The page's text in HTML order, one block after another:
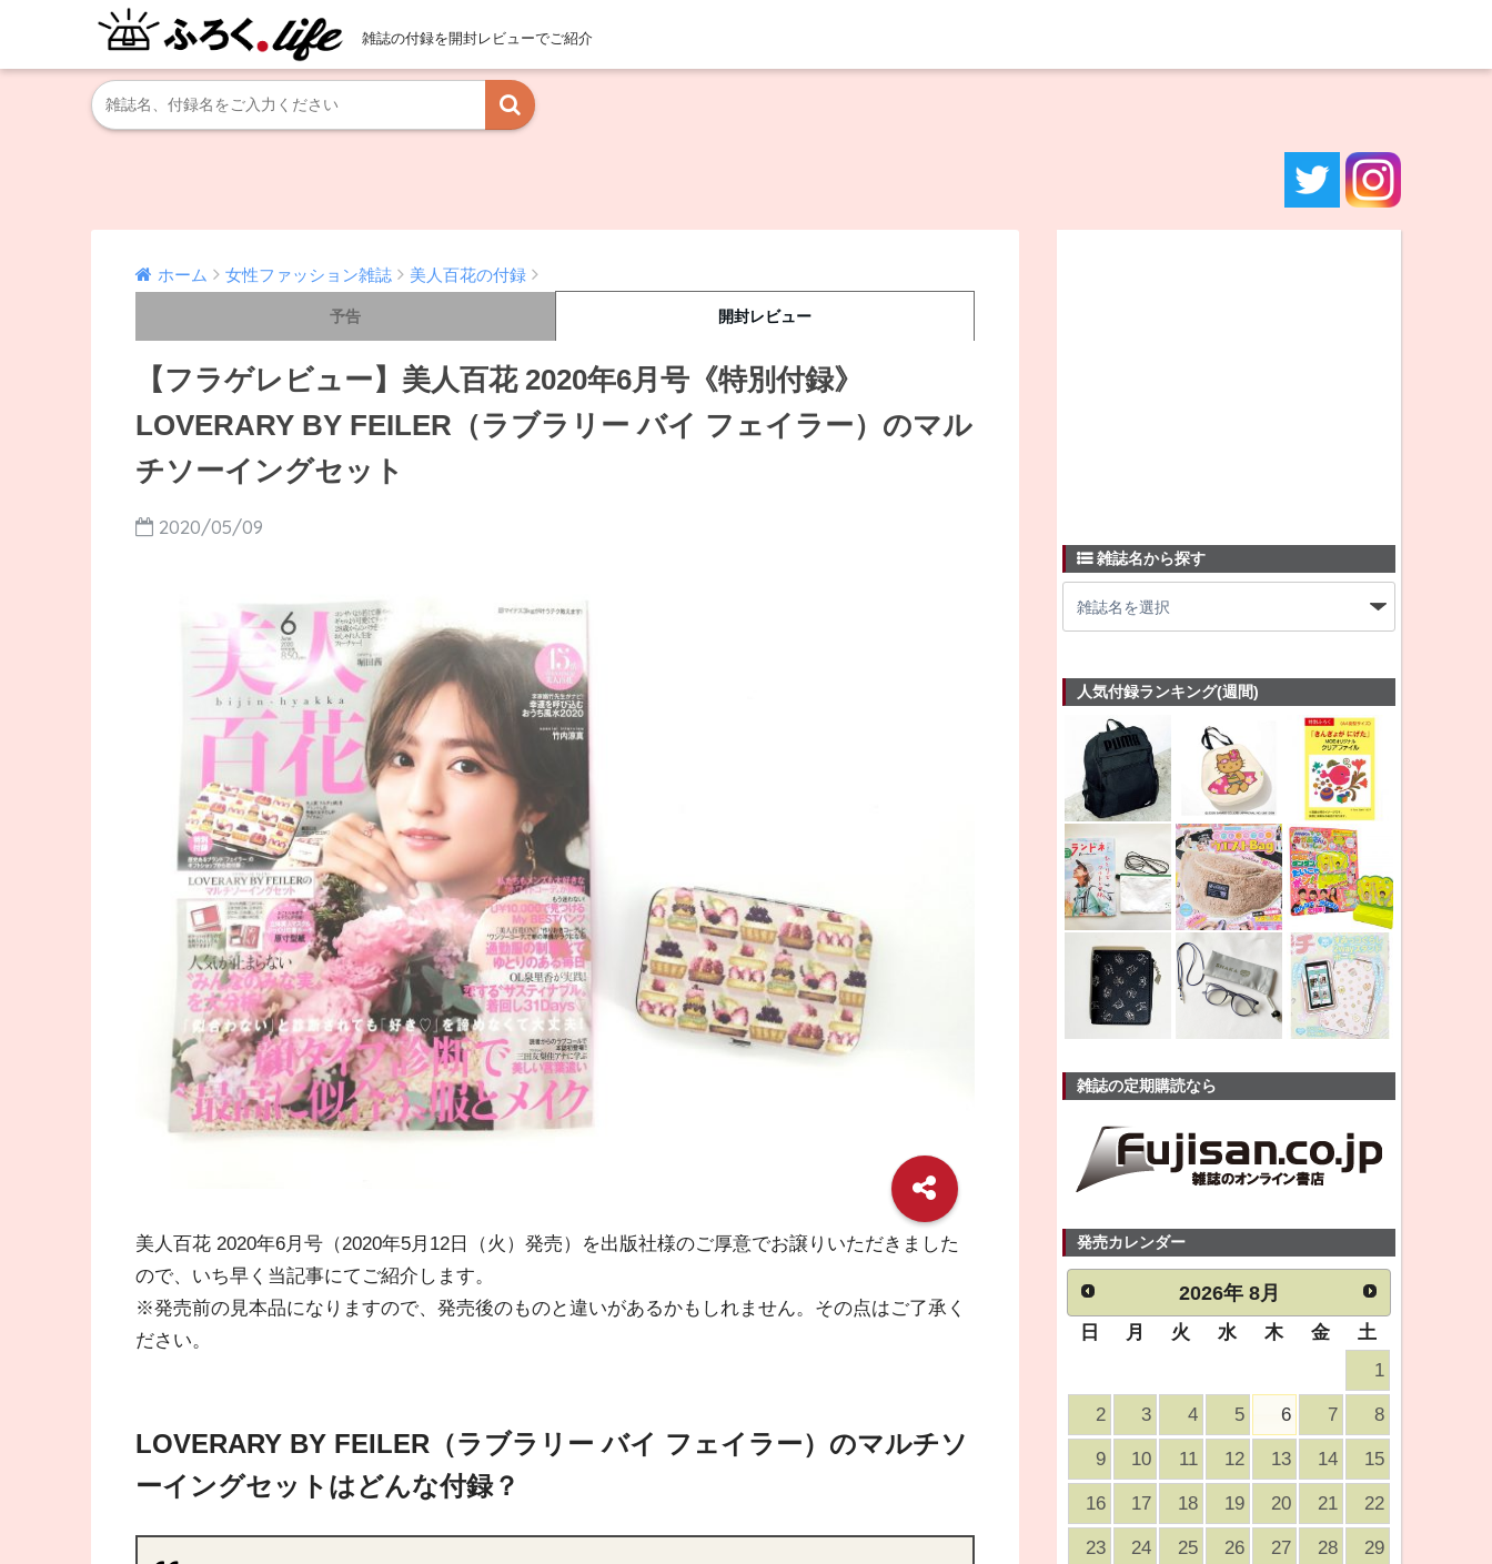
雑誌の付録を開封レビューでご紹介
ホーム 女性ファッション雑誌 美人百花の付録
予告 開封レビュー
【フラゲレビュー】美人百花 2020年6月号《特別付録》
LOVERARY BY FEILER（ラブラリー バイ フェイラー）のマル
チソーイングセット
2020/05/09
美人百花 2020年6月号（2020年5月12日（火）発売）を出版社様のご厚意でお譲りいただきました
ので、いち早く当記事にてご紹介します。
※発売前の見本品になりますので、発売後のものと違いがあるかもしれません。その点はご了承く
ださい。
LOVERARY BY FEILER（ラブラリー バイ フェイラー）のマルチソ
ーイングセットはどんな付録？
雑誌名から探す
人気付録ランキング(週間)
雑誌の定期購読なら
発売カレンダー
2026年 8月
日 月 火 水 木 金
土
1
2 3 4 5 6 7 8
9 10 11 12 13 14 15
16 17 18 19 20 21 22
23 24 25 26 27 28 29